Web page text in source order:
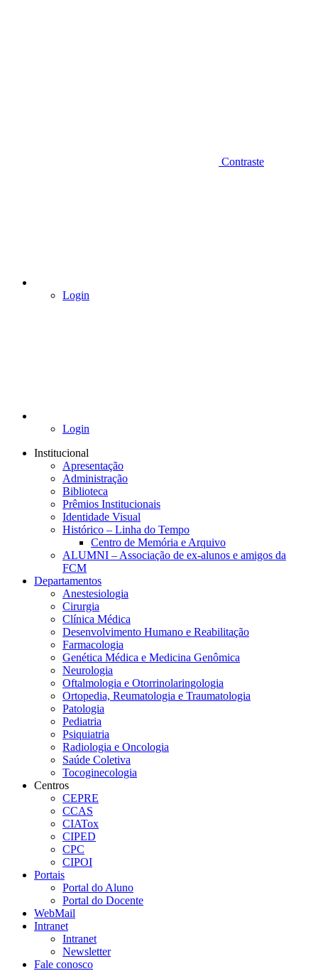
Contraste
Login
Login
Institucional
Apresentação
Administração
Biblioteca
Prêmios Institucionais
Identidade Visual
Histórico – Linha do Tempo
Centro de Memória e Arquivo
ALUMNI – Associação de ex-alunos e amigos da
FCM
Departamentos
Anestesiologia
Cirurgia
Clínica Médica
Desenvolvimento Humano e Reabilitação
Farmacologia
Genética Médica e Medicina Genômica
Neurologia
Oftalmologia e Otorrinolaringologia
Ortopedia, Reumatologia e Traumatologia
Patologia
Pediatria
Psiquiatria
Radiologia e Oncologia
Saúde Coletiva
Tocoginecologia
Centros
CEPRE
CCAS
CIATox
CIPED
CPC
CIPOI
Portais
Portal do Aluno
Portal do Docente
WebMail
Intranet
Intranet
Newsletter
Fale conosco